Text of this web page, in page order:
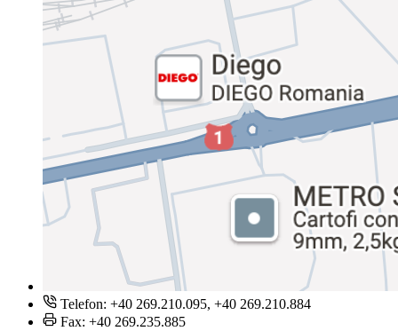
Telefon: +40 269.210.095, +40 269.210.884
Fax: +40 269.235.885